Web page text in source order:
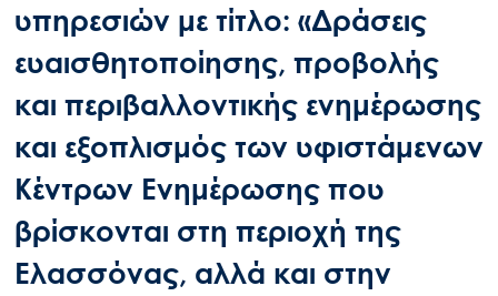
υπηρεσιών με τίτλο: «Δράσεις
ευαισθητοποίησης, προβολής
και περιβαλλοντικής ενημέρωσης
και εξοπλισμός των υφιστάμενων
Κέντρων Ενημέρωσης που
βρίσκονται στη περιοχή της
Ελασσόνας, αλλά και στην